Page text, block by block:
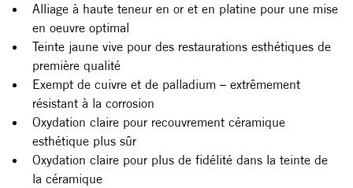
Alliage à haute teneur en or et en platine pour une mise
en oeuvre optimal
Teinte jaune vive pour des restaurations esthétiques de
première qualité
Exempt de cuivre et de palladium – extrêmement
résistant à la corrosion
Oxydation claire pour recouvrement céramique
esthétique plus sûr
Oxydation claire pour plus de fidélité dans la teinte de
la céramique